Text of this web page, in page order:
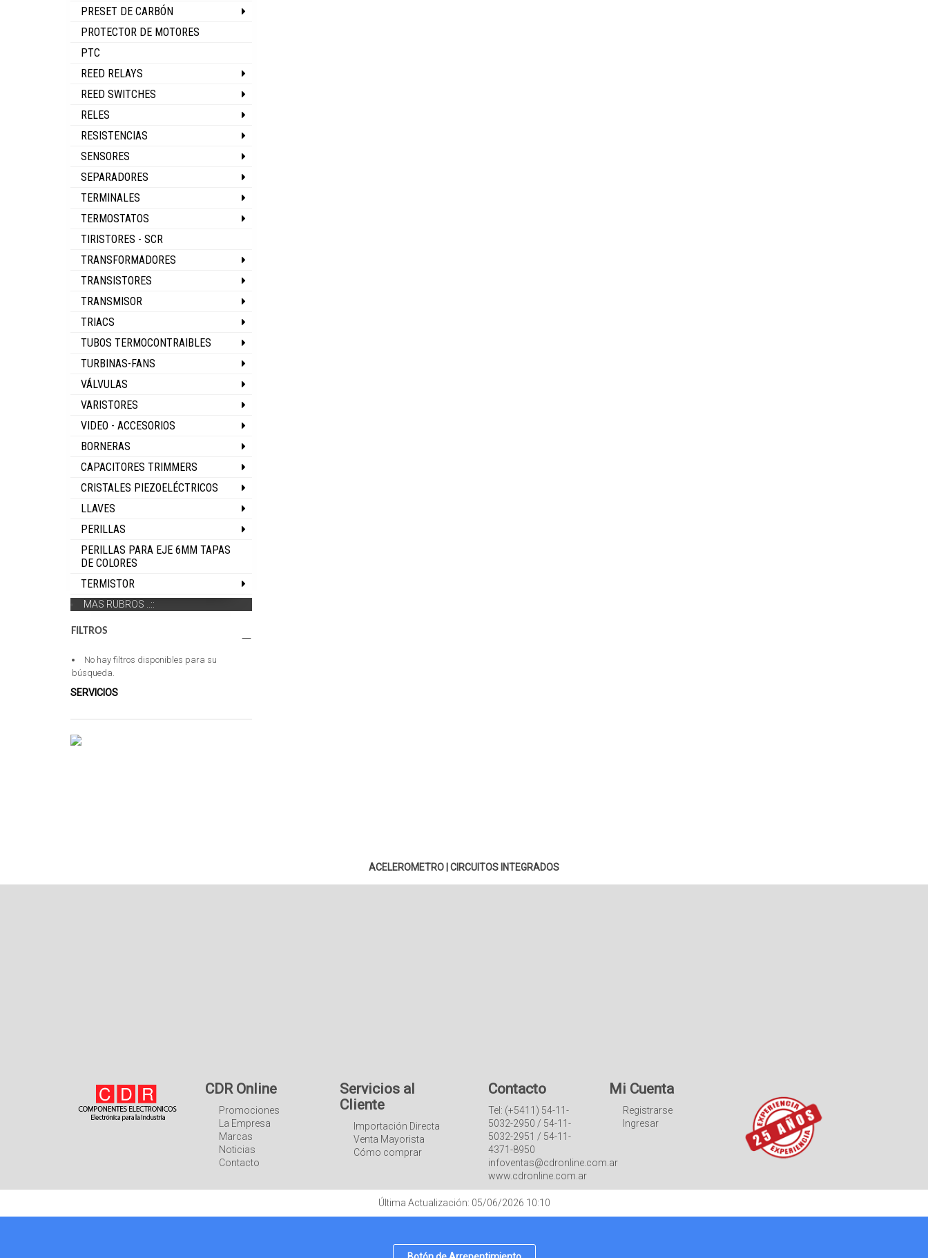
PRESET DE CARBÓN
PROTECTOR DE MOTORES
PTC
REED RELAYS
REED SWITCHES
RELES
RESISTENCIAS
SENSORES
SEPARADORES
TERMINALES
TERMOSTATOS
TIRISTORES - SCR
TRANSFORMADORES
TRANSISTORES
TRANSMISOR
TRIACS
TUBOS TERMOCONTRAIBLES
TURBINAS-FANS
VÁLVULAS
VARISTORES
VIDEO - ACCESORIOS
BORNERAS
CAPACITORES TRIMMERS
CRISTALES PIEZOELÉCTRICOS
LLAVES
PERILLAS
PERILLAS PARA EJE 6MM TAPAS
DE COLORES
TERMISTOR
MAS RUBROS ..::
FILTROS
No hay filtros disponibles para su
búsqueda.
SERVICIOS
ACELEROMETRO CIRCUITOS INTEGRADOS
CDR Online
Promociones
La Empresa
Marcas
Noticias
Contacto
Servicios al
Cliente
Importación Directa
Venta Mayorista
Cómo comprar
Contacto
Tel: (+5411) 54-11-
5032-2950 / 54-11-
5032-2951 / 54-11-
4371-8950
infoventas@cdronline.com.ar
www.cdronline.com.ar
Mi Cuenta
Registrarse
Ingresar
Última Actualización: 05/06/2026 10:10